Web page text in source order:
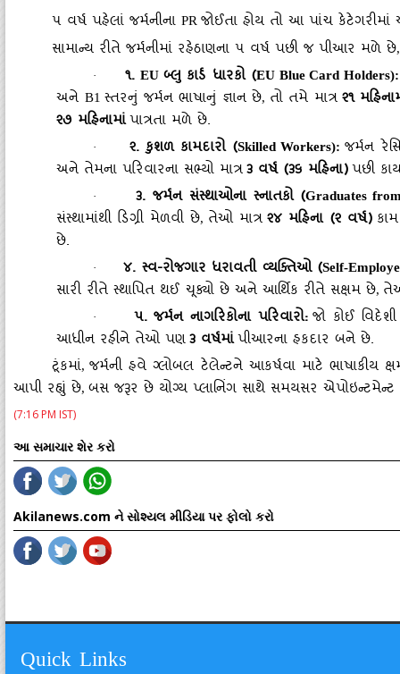
૫ વર્ષ પહેલાં જર્મનીના PR જોઈતા હોય તો આ પાંચ
સામાન્ય રીતે જર્મનીમાં રહેઠાણના ૫ વર્ષ પછી જ પીઆર મળે છે
· ૧.EU બ્લુ કાર્ડ ધારકો (EU Blue Card Holders):
અને B1સ્તરનું જર્મન ભાષાનું જ્ઞાન છે, તો તમે માત્ર ૨૧
૨૭ મહિનામાંપાત્રતા મળે છે.
· ૨. કુશળ કામદારો (Skilled Workers): જર્મન
અને તેમના પરિવારના સભ્યો માત્ર૩ વર્ષ (૩૬ મહિના)પછી
· ૩. જર્મન સંસ્થાઓના સ્નાતકો (Graduates
સંસ્થામાંથી ડિગ્રી મેળવી છે, તેઓ માત્ર ૨૪ મહિના (૨ વર્ષ)
છે.
·૪. સ્વ-રોજગાર ધરાવતી વ્યક્તિઓ (Self-
સારી રીતે સ્થાપિત થઈ ચૂક્યો છે અને આર્થિક રીતે સક્ષમ છે,
· ૫. જર્મન નાગરિકોના પરિવારો: જો કોઈ
આધીન રહીને તેઓ પણ૩ વર્ષમાંપીઆરના હકદાર બને છે.
ટૂંકમાં,જર્મની હવે ગ્લોબલ ટેલેન્ટને આકર્ષવા માટે ભાષાકીય
આપી રહ્યું છે, બસ જરૂર છે યોગ્ય પ્લાનિંગ સાથે સમયસર એપોઇન્ટમેન્ટ
(7:16 PM IST)
આ સમાચાર શેર કરો
Akilanews.com ને સોશ્યલ મીડિયા પર ફોલો કરો
Quick Links